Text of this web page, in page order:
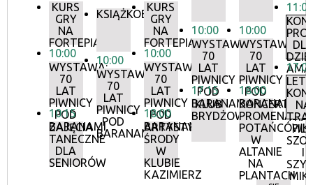
KURS
GRY
NA
FORTEPIANIE
10:00
WYSTAWA:
70
LAT
PIWNICY
POD
BARANAMI
10:15
ZAJĘCIA
TANECZNE
DLA
SENIORÓW
KSIĄŻKOBIEG
10:00
WYSTAWA:
70
LAT
PIWNICY
POD
BARANAMI
KURS
GRY
NA
FORTEPIANIE
10:00
WYSTAWA:
70
LAT
PIWNICY
POD
BARANAMI
18:00
ARTYSTYCZNE
ŚRODY
W
KLUBIE
KAZIMIERZ
10:00
WYSTAWA:
70
LAT
PIWNICY
POD
BARANAMI
17:15
KLUB
BRYDŻOWY
10:00
WYSTAWA:
70
LAT
PIWNICY
POD
BARANAMI
18:00
KONCERTY
W
ALTANIE
NA
PLANTACH
11:00
DLA
17:00
NA
I